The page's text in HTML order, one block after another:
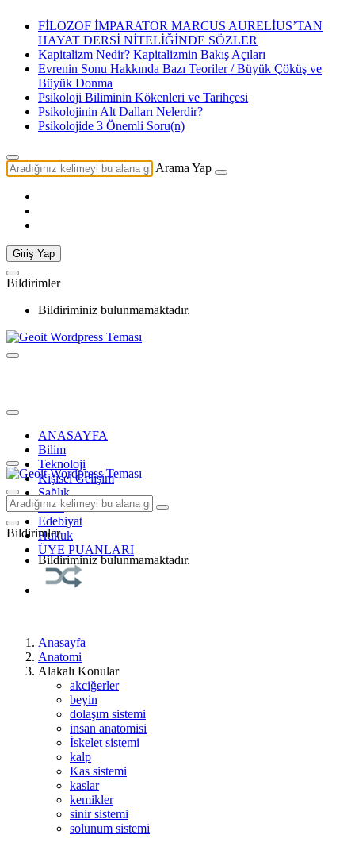
FİLOZOF İMPARATOR MARCUS AURELİUS’TAN
HAYAT DERSİ NİTELİĞİNDE SÖZLER
Kapitalizm Nedir? Kapitalizmin Bakış Açıları
Evrenin Sonu Hakkında Bazı Teoriler / Büyük Çöküş ve
Büyük Donma
Psikoloji Biliminin Kökenleri ve Tarihçesi
Psikolojinin Alt Dalları Nelerdir?
Psikolojide 3 Önemli Soru(n)
Arama Yap
Giriş Yap
Bildirimler
Bildiriminiz bulunmamaktadır.
ANASAYFA
Bilim
Teknoloji
Kişisel Gelişim
Sağlık
Tarih
Edebiyat
Hukuk
ÜYE PUANLARI
Bildirimler
Bildiriminiz bulunmamaktadır.
Anasayfa
Anatomi
Alakalı Konular
akciğerler
beyin
dolaşım sistemi
insan anatomisi
İskelet sistemi
kalp
Kas sistemi
kaslar
kemikler
sinir sistemi
solunum sistemi